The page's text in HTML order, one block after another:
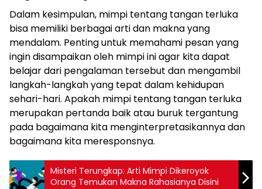
Dalam kesimpulan, mimpi tentang tangan terluka
bisa memiliki berbagai arti dan makna yang
mendalam. Penting untuk memahami pesan yang
ingin disampaikan oleh mimpi ini agar kita dapat
belajar dari pengalaman tersebut dan mengambil
langkah-langkah yang tepat dalam kehidupan
sehari-hari. Apakah mimpi tentang tangan terluka
merupakan pertanda baik atau buruk tergantung
pada bagaimana kita menginterpretasikannya dan
bagaimana kita meresponsnya.
Misteri Terungkap: Arti Mimpi Dikeroyok
Orang Temukan Makna Rahasianya Disini